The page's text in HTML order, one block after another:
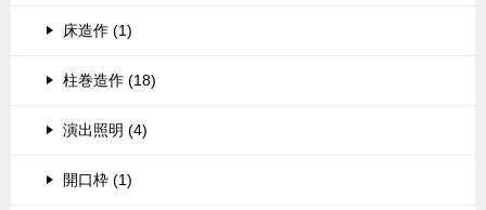
床造作 (1)
柱巻造作 (18)
演出照明 (4)
開口枠 (1)